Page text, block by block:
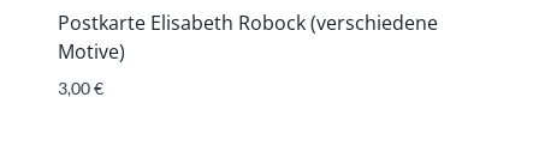
Postkarte Elisabeth Robock (verschiedene
Motive)
3,00€